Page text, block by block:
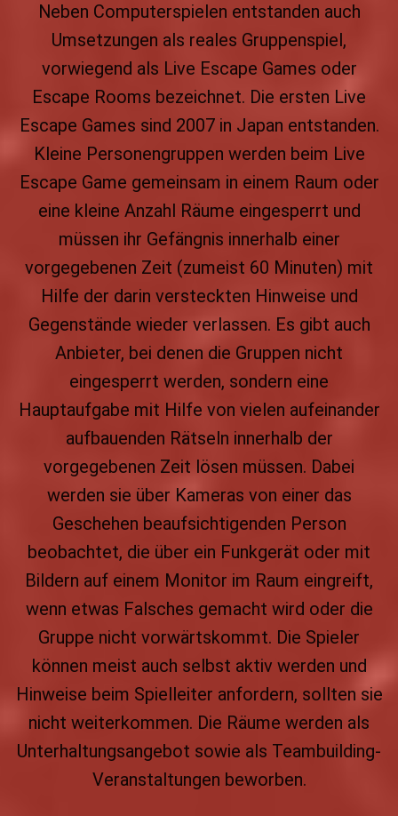
Neben Computerspielen entstanden auch
Umsetzungen als reales Gruppenspiel,
vorwiegend als Live Escape Games oder
Escape Rooms bezeichnet. Die ersten Live
Escape Games sind 2007 in Japan entstanden.
Kleine Personengruppen werden beim Live
Escape Game gemeinsam in einem Raum oder
eine kleine Anzahl Räume eingesperrt und
müssen ihr Gefängnis innerhalb einer
vorgegebenen Zeit (zumeist 60 Minuten) mit
Hilfe der darin versteckten Hinweise und
Gegenstände wieder verlassen. Es gibt auch
Anbieter, bei denen die Gruppen nicht
eingesperrt werden, sondern eine
Hauptaufgabe mit Hilfe von vielen aufeinander
aufbauenden Rätseln innerhalb der
vorgegebenen Zeit lösen müssen. Dabei
werden sie über Kameras von einer das
Geschehen beaufsichtigenden Person
beobachtet, die über ein Funkgerät oder mit
Bildern auf einem Monitor im Raum eingreift,
wenn etwas Falsches gemacht wird oder die
Gruppe nicht vorwärtskommt. Die Spieler
können meist auch selbst aktiv werden und
Hinweise beim Spielleiter anfordern, sollten sie
nicht weiterkommen. Die Räume werden als
Unterhaltungsangebot sowie als Teambuilding-
Veranstaltungen beworben.